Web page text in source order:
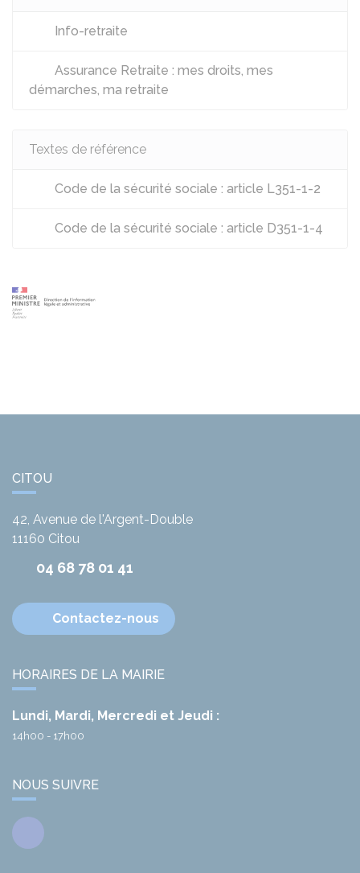
Info-retraite
Assurance Retraite : mes droits, mes
démarches, ma retraite
Textes de référence
Code de la sécurité sociale : article L351-1-2
Code de la sécurité sociale : article D351-1-4
CITOU
42, Avenue de l'Argent-Double
11160 Citou
04 68 78 01 41
Contactez-nous
HORAIRES DE LA MAIRIE
Lundi, Mardi, Mercredi et Jeudi :
14h00 - 17h00
NOUS SUIVRE
Facebook